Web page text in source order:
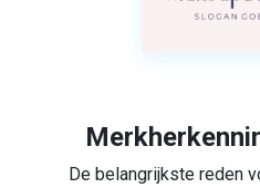
De belangrijkste reden